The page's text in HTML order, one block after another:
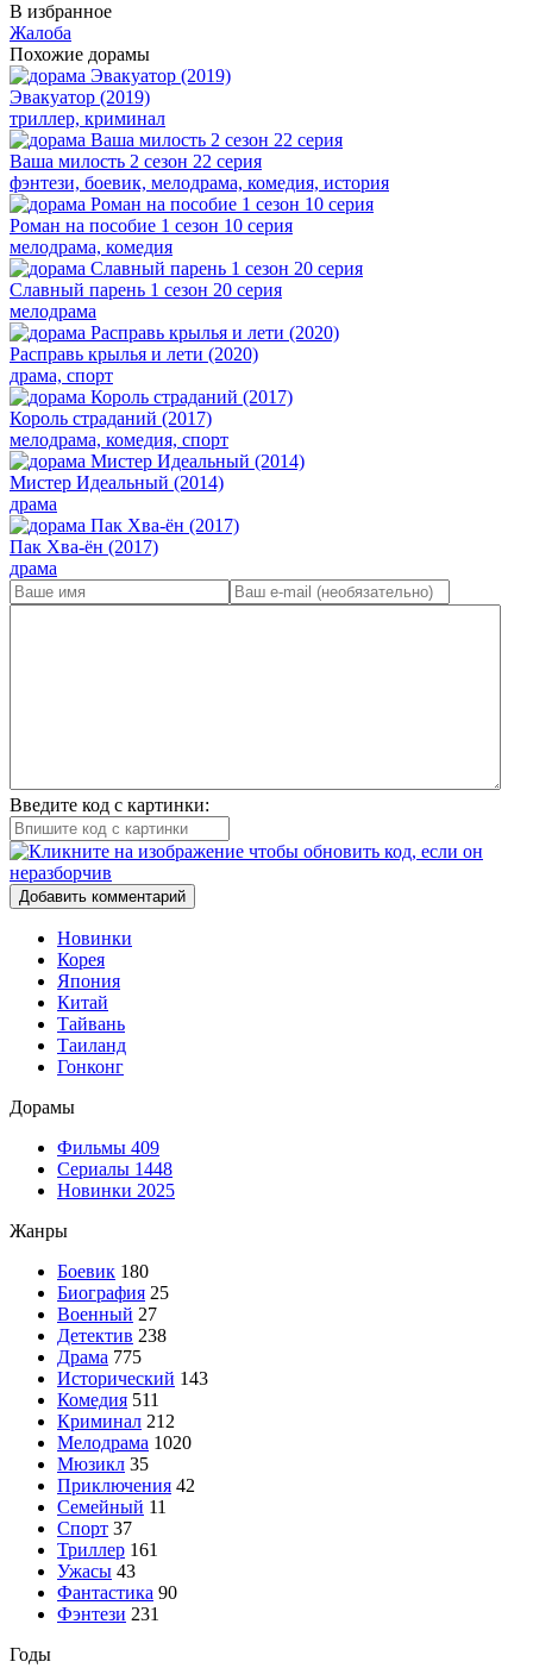
В избранное
Жалоба
Похожие дорамы
Эвакуатор (2019)
триллер, криминал
Ваша милость 2 сезон 22 серия
фэнтези, боевик, мелодрама, комедия, история
Роман на пособие 1 сезон 10 серия
мелодрама, комедия
Славный парень 1 сезон 20 серия
мелодрама
Расправь крылья и лети (2020)
драма, спорт
Король страданий (2017)
мелодрама, комедия, спорт
Мистер Идеальный (2014)
драма
Пак Хва-ён (2017)
драма
Введите код с картинки:
Добавить комментарий
Новинки
Корея
Япония
Китай
Тайвань
Таиланд
Гонконг
Дорамы
Фильмы 409
Сериалы 1448
Новинки 2025
Жанры
Боевик 180
Биография 25
Военный 27
Детектив 238
Драма 775
Исторический 143
Комедия 511
Криминал 212
Мелодрама 1020
Мюзикл 35
Приключения 42
Семейный 11
Спорт 37
Триллер 161
Ужасы 43
Фантастика 90
Фэнтези 231
Годы